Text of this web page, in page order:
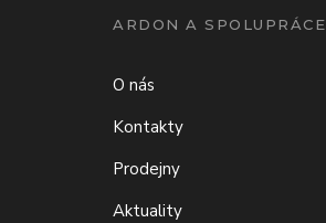
ARDON A SPOLUPRÁCE
O nás
Kontakty
Prodejny
Aktuality